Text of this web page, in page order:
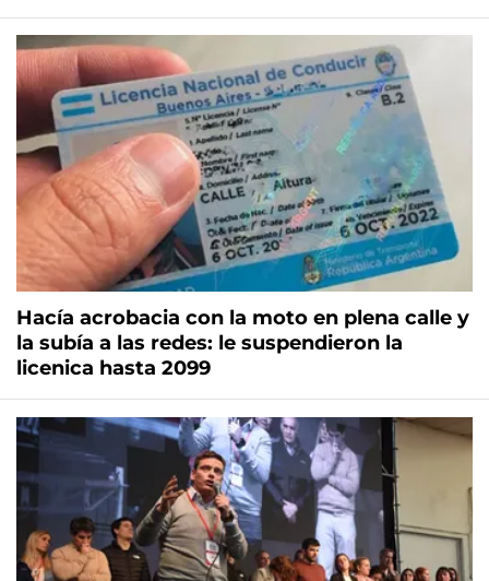
Hacía acrobacia con la moto en plena calle y
la subía a las redes: le suspendieron la
licenica hasta 2099